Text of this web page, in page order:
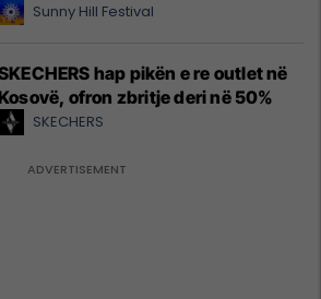
Sunny Hill Festival
hap pikën e re outlet në
ofron zbritje deri në 50%
SKECHERS